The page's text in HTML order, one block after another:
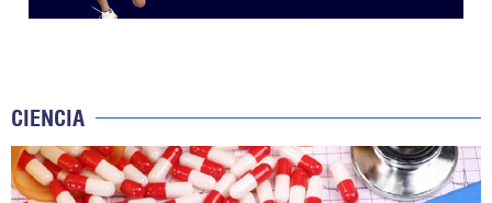
CIENCIA